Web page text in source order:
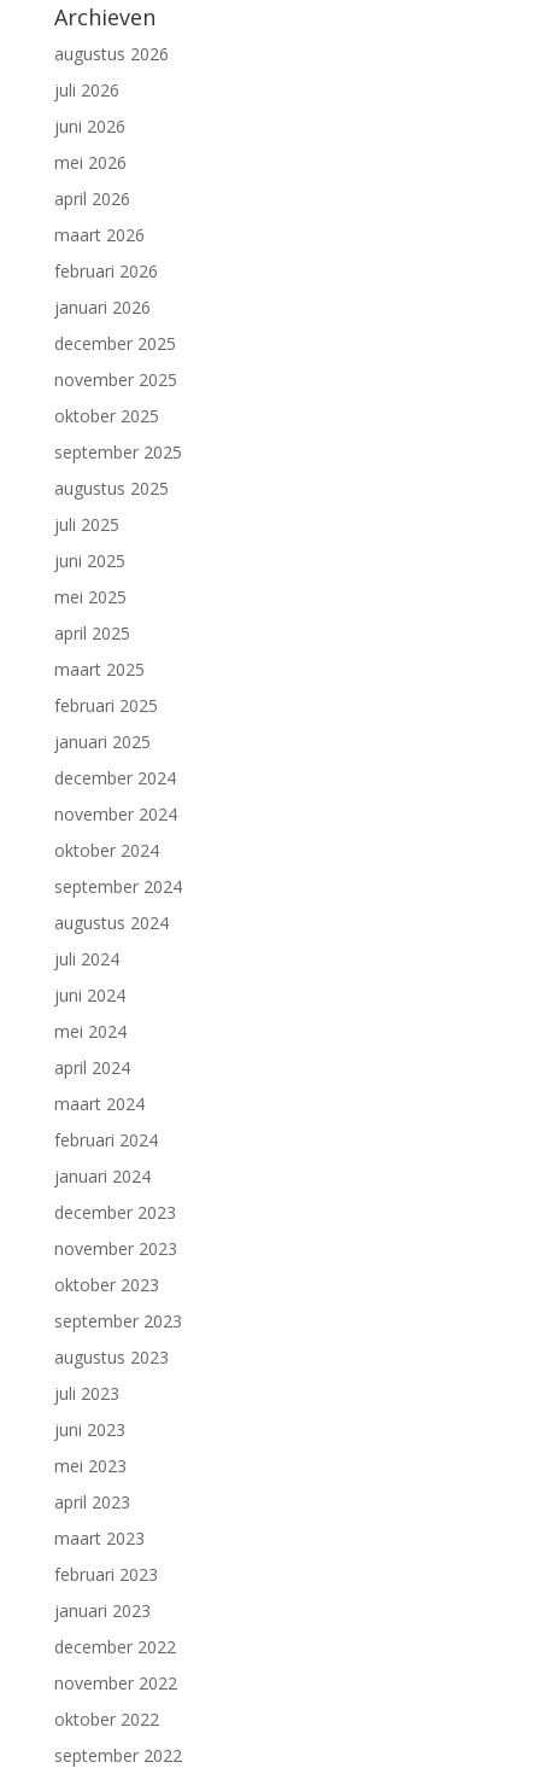
Archieven
augustus 2026
juli 2026
juni 2026
mei 2026
april 2026
maart 2026
februari 2026
januari 2026
december 2025
november 2025
oktober 2025
september 2025
augustus 2025
juli 2025
juni 2025
mei 2025
april 2025
maart 2025
februari 2025
januari 2025
december 2024
november 2024
oktober 2024
september 2024
augustus 2024
juli 2024
juni 2024
mei 2024
april 2024
maart 2024
februari 2024
januari 2024
december 2023
november 2023
oktober 2023
september 2023
augustus 2023
juli 2023
juni 2023
mei 2023
april 2023
maart 2023
februari 2023
januari 2023
december 2022
november 2022
oktober 2022
september 2022